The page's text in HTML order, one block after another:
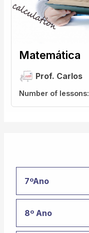
7ºAno
8º Ano
Matemática
Prof. Carlos
Number of lessons: